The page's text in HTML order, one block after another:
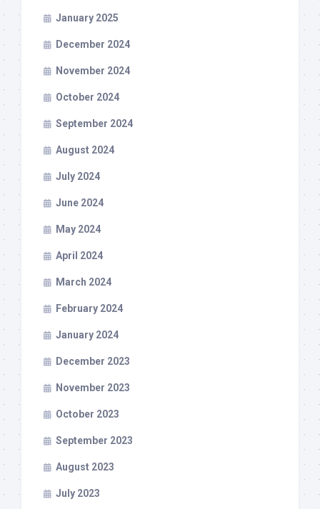
January 2025
December 2024
November 2024
October 2024
September 2024
August 2024
July 2024
June 2024
May 2024
April 2024
March 2024
February 2024
January 2024
December 2023
November 2023
October 2023
September 2023
August 2023
July 2023